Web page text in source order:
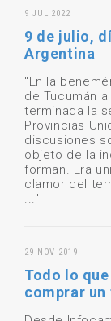
9 JUL 2022
9 de julio,
Argentina
"En la
de Tucumán
terminada la
Provincias
discusiones
objeto de la
forman. Era
clamor del
..."
29 NOV 2019
Todo lo
comprar